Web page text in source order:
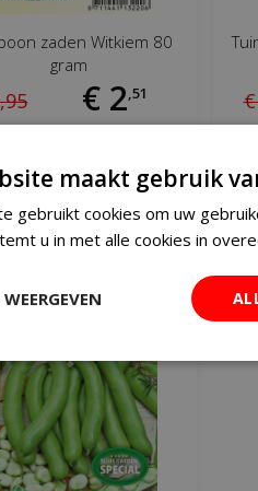
zaden Witkiem 80
gram
,95 € 2 ,51
Meer info
€
maakt gebruik
gebruikt cookies om uw
u in met alle cookies in